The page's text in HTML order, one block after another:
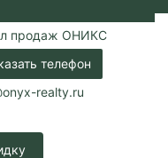
продаж ОНИКС
телефон
realty.ru